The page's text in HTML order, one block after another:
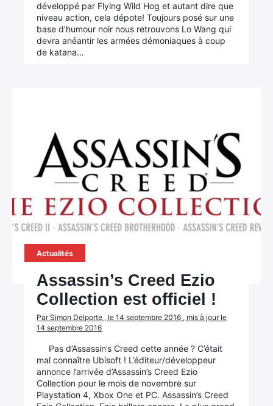
développé par Flying Wild Hog et autant dire que
niveau action, cela dépote! Toujours posé sur une
base d'humour noir nous retrouvons Lo Wang qui
devra anéantir les armées démoniaques à coup
de katana…
Actualités
Assassin’s Creed Ezio
Collection est officiel !
Par Simon Delporte , le 14 septembre 2016 , mis à jour le
14 septembre 2016
Pas d’Assassin’s Creed cette année ? C’était
mal connaître Ubisoft ! L’éditeur/développeur
annonce l’arrivée d’Assassin’s Creed Ezio
Collection pour le mois de novembre sur
Playstation 4, Xbox One et PC. Assassin’s Creed